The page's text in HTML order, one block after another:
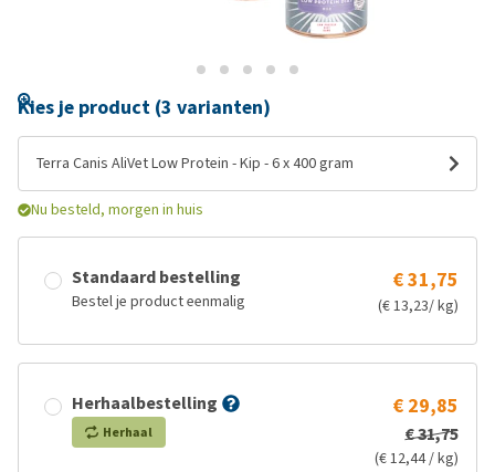
Kies je product (3 varianten)
Terra Canis AliVet Low Protein - Kip - 6 x 400 gram
Nu besteld, morgen in huis
Standaard bestelling
Bestel je product eenmalig
€ 31,75
(€ 13,23/ kg)
Herhaalbestelling
Herhaal
€ 29,85
€ 31,75
(€ 12,44 / kg)